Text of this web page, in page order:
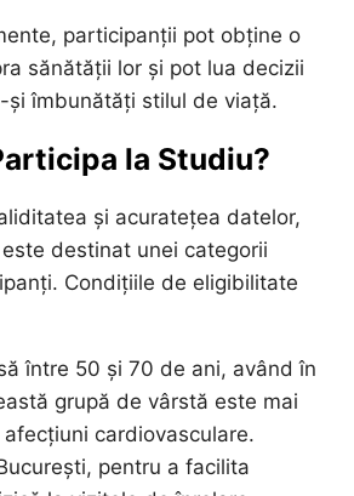
participanții pot obține o
sănătății lor și pot lua decizii
și îmbunătăți stilul de viață.
la Studiu?
și acuratețea datelor,
destinat unei categorii
Condițiile de eligibilitate
între 50 și 70 de ani, având în
grupă de vârstă este mai
cardiovasculare.
pentru a facilita